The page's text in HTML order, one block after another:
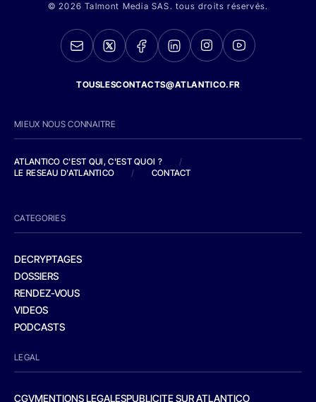
© 2026 Talmont Media SAS. tous droits réservés.
TOUSLESCONTACTS@ATLANTICO.FR
MIEUX NOUS CONNAITRE
ATLANTICO C'EST QUI, C'EST QUOI ?
/
LE RESEAU D'ATLANTICO
/ CONTACT
CATEGORIES
DECRYPTAGES
DOSSIERS
RENDEZ-VOUS
VIDEOS
PODCASTS
LEGAL
CGVMENTIONS LEGALESPUBLICITE SUR ATLANTICO